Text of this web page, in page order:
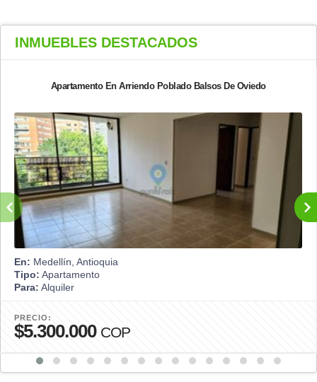
INMUEBLES DESTACADOS
Apartamento En Arriendo Poblado Balsos De Oviedo
En: Medellín, Antioquia
Tipo: Apartamento
Para: Alquiler
PRECIO:
$5.300.000 COP